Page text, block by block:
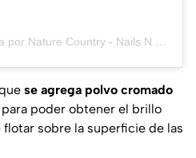
se agrega polvo cromado
poder obtener el brillo
sobre la superficie de las